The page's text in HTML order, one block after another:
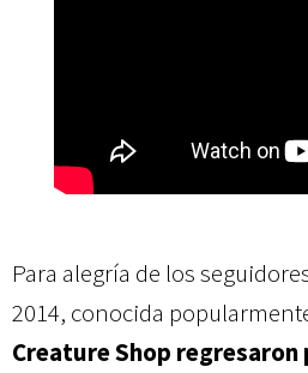
Para alegría de los
2014, conocida
Creature Shop